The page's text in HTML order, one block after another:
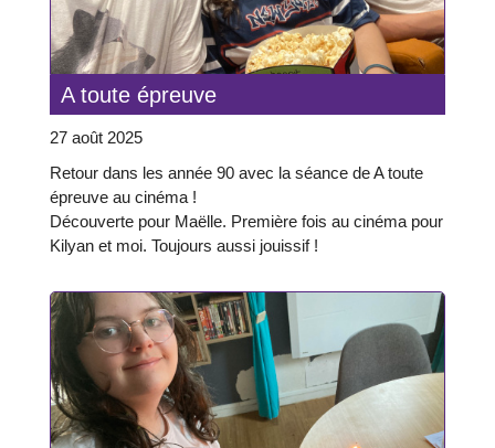
A toute épreuve
27 août 2025
Retour dans les année 90 avec la séance de A toute
épreuve au cinéma !
Découverte pour Maëlle. Première fois au cinéma pour
Kilyan et moi. Toujours aussi jouissif !